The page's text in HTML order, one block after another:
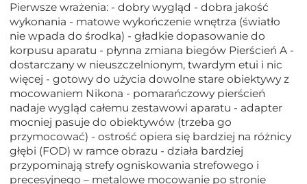
Pierwsze wrażenia: - dobry wygląd - dobra jakość
wykonania - matowe wykończenie wnętrza (światło
nie wpada do środka) - gładkie dopasowanie do
korpusu aparatu - płynna zmiana biegów Pierścień A -
dostarczany w nieuszczelnionym, twardym etui i nic
więcej - gotowy do użycia dowolne stare obiektywy z
mocowaniem Nikona - pomarańczowy pierścień
nadaje wygląd całemu zestawowi aparatu - adapter
mocniej pasuje do obiektywów (trzeba go
przymocować) - ostrość opiera się bardziej na różnicy
głębi (FOD) w ramce obrazu - działa bardziej
przypominają strefy ogniskowania strefowego i
precesyjnego – metalowe mocowanie po stronie